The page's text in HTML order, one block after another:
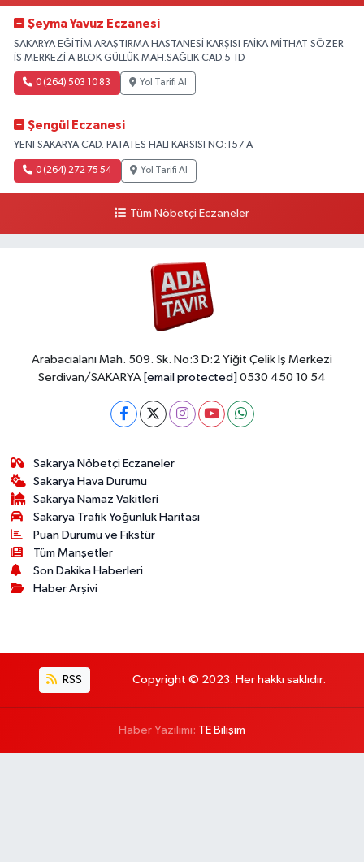
Şeyma Yavuz Eczanesi
SAKARYA EĞİTİM ARAŞTIRMA HASTANESİ KARŞISI FAİKA MİTHAT SÖZER
İS MERKEZİ A BLOK GÜLLÜK MAH.SAĞLIK CAD.5 1D
0 (264) 503 10 83 Yol Tarifi Al
Şengül Eczanesi
YENI SAKARYA CAD. PATATES HALI KARSISI NO:157 A
0 (264) 272 75 54 Yol Tarifi Al
Tüm Nöbetçi Eczaneler
Arabacıalanı Mah. 509. Sk. No:3 D:2 Yiğit Çelik İş Merkezi
Serdivan/SAKARYA [email protected] 0530 450 10 54
Sakarya Nöbetçi Eczaneler
Sakarya Hava Durumu
Sakarya Namaz Vakitleri
Sakarya Trafik Yoğunluk Haritası
Puan Durumu ve Fikstür
Tüm Manşetler
Son Dakika Haberleri
Haber Arşivi
RSS Copyright © 2023. Her hakkı saklıdır.
Haber Yazılımı: TE Bilişim